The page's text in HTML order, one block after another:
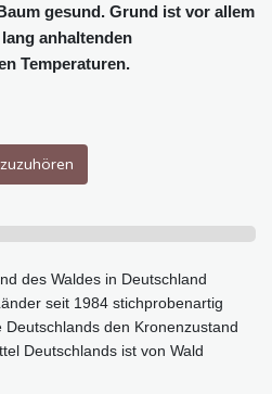
gesund. Grund ist vor allem
anhaltenden
Temperaturen.
des Waldes in Deutschland
seit 1984 stichprobenartig
den Kronenzustand
Deutschlands ist von Wald